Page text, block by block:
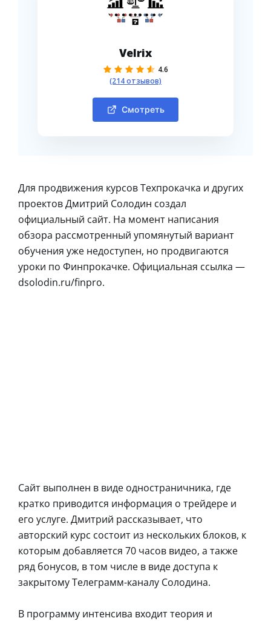
Velrix
4.6
(214 отзывов)
Смотреть
Для продвижения курсов Техпрокачка и других
проектов Дмитрий Солодин создал
официальный сайт. На момент написания
обзора рассмотренный упомянутый вариант
обучения уже недоступен, но продвигаются
уроки по Финпрокачке. Официальная ссылка —
dsolodin.ru/finpro.
Сайт выполнен в виде одностраничника, где
кратко приводится информация о трейдере и
его услуге. Дмитрий рассказывает, что
авторский курс состоит из нескольких блоков, к
которым добавляется 70 часов видео, а также
ряд бонусов, в том числе в виде доступа к
закрытому Телеграмм-каналу Солодина.
В программу интенсива входит теория и